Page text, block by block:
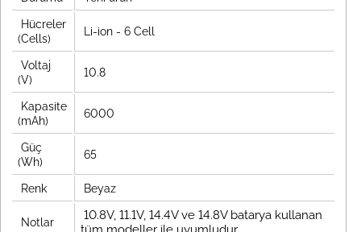
Hücreler
(Cells)
Li-ion - 6 Cell
Voltaj
(V)
10.8
Kapasite
(mAh)
6000
Güç
(Wh)
65
Renk Beyaz
Notlar
10.8V, 11.1V, 14.4V ve 14.8V batarya kullanan